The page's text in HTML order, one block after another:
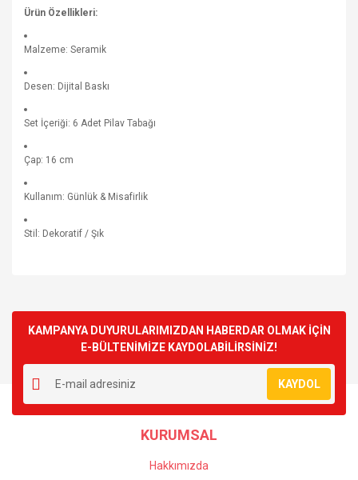
Ürün Özellikleri:
Malzeme: Seramik
Desen: Dijital Baskı
Set İçeriği: 6 Adet Pilav Tabağı
Çap: 16 cm
Kullanım: Günlük & Misafirlik
Stil: Dekoratif / Şık
Yorum Yaz
kullanarak tarafımıza iletebilirsiniz.
Görüş ve önerileriniz için teşekkür ederiz.
Ürün resmi kalitesiz, bozuk veya görüntülenemiyor.
Ürün açıklamasında eksik bilgiler bulunuyor.
Ürün bilgilerinde hatalar bulunuyor.
Ürün fiyatı diğer sitelerden daha pahalı.
KAMPANYA DUYURULARIMIZDAN HABERDAR OLMAK İÇİN
E-BÜLTENİMİZE KAYDOLABİLİRSİNİZ!
KAYDOL
KURUMSAL
Hakkımızda